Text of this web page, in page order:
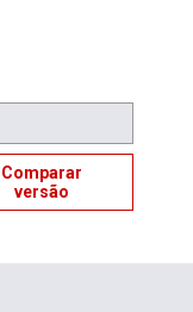
Comparar
versão